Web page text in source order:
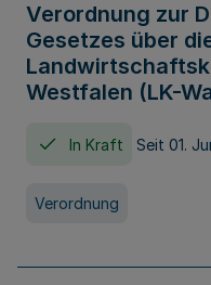
Verordnung zur
Gesetzes über
Westfalen (LK-
In Kraft Seit 01.
Verordnung